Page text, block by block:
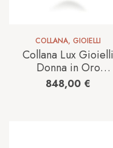
COLLANA, GIOIELLI
Collana Lux Gioielli
Donna in Oro
bianco Perla
CLLK0136I;005;BI
848,00 €